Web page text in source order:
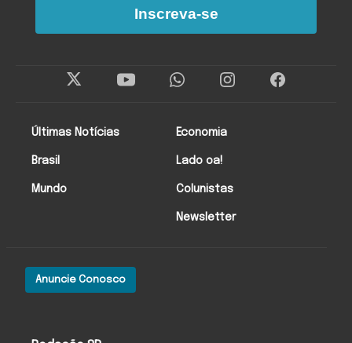
Anuncie Conosco
Últimas Notícias
Brasil
Mundo
Economia
Lado oa!
Colunistas
Newsletter
Inscreva-se